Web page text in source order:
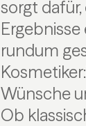
sorgt
rundum
Wünsche
Ob